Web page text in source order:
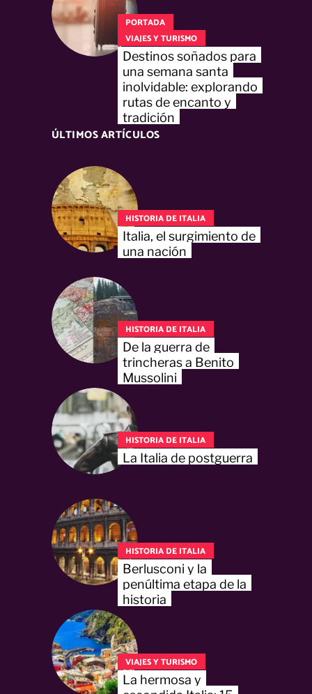
PORTADA
VIAJES Y TURISMO
Destinos soñados para
una semana santa
inolvidable: explorando
rutas de encanto y
tradición
ÚLTIMOS ARTÍCULOS
HISTORIA DE ITALIA
Italia, el surgimiento de
una nación
HISTORIA DE ITALIA
De la guerra de
trincheras a Benito
Mussolini
HISTORIA DE ITALIA
La Italia de postguerra
HISTORIA DE ITALIA
Berlusconi y la
penúltima etapa de la
historia
VIAJES Y TURISMO
La hermosa y